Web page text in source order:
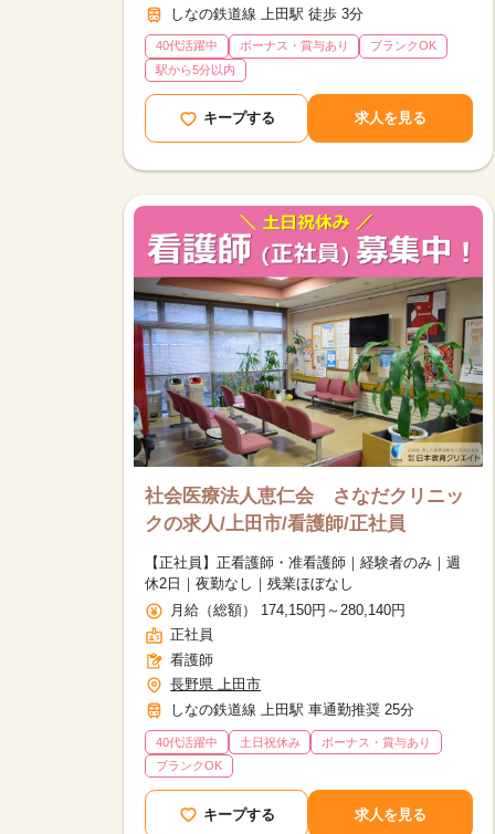
しなの鉄道線 上田駅 徒歩 3分
40代活躍中 ボーナス・賞与あり
ブランクOK
駅から5分以内
キープする 求人を見る
社会医療法人恵仁会 さなだクリニッ
クの求人/上田市/看護師/正社員
【正社員】正看護師・准看護師｜経験者のみ｜週
休2日｜夜勤なし｜残業ほぼなし
月給（総額） 174,150円～280,140円
正社員
看護師
長野県 上田市
しなの鉄道線 上田駅 車通勤推奨 25分
40代活躍中 土日祝休み
ボーナス・賞与あり
ブランクOK
キープする 求人を見る
9,874